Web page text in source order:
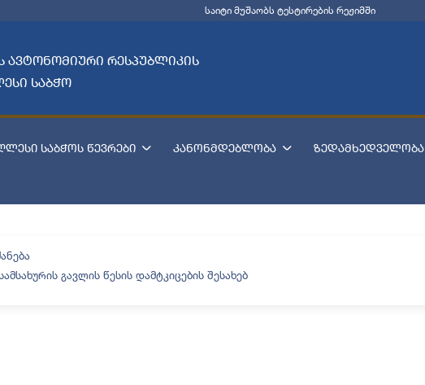
საიტი მუშაობს ტესტირების რეჟიმში
ავტონომიური რესპუბლიკის
საბჭო
საბჭოს წევრები კანონმდებლობა ზედამხედველობა
გავლის წესის დამტკიცების შესახებ